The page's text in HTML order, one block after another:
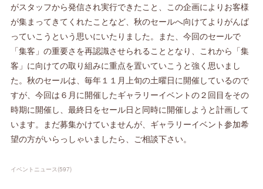
がスタッフから発信され実行できたこと、この企画によりお客様
が集まってきてくれたことなど、秋のセールへ向けてよりがんば
っていこうという思いにいたりました。また、今回のセールで
「集客」の重要さを再認識させられることとなり、これから「集
客」に向けての取り組みに重点を置いていこうと強く思いまし
た。秋のセールは、毎年１１月上旬の土曜日に開催しているので
すが、今回は６月に開催したギャラリーイベントの２回目をその
時期に開催し、最終日をセール日と同時に開催しようと計画して
います。まだ募集かけていませんが、ギャラリーイベント参加希
望の方がいらっしゃいましたら、ご相談下さい。
イベントニュース(597)